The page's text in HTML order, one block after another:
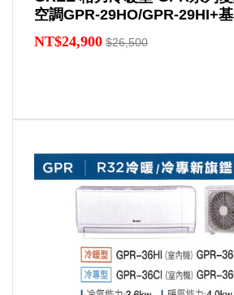
空調GPR-29HO/GPR-29HI+
NT$24,900 $26,500